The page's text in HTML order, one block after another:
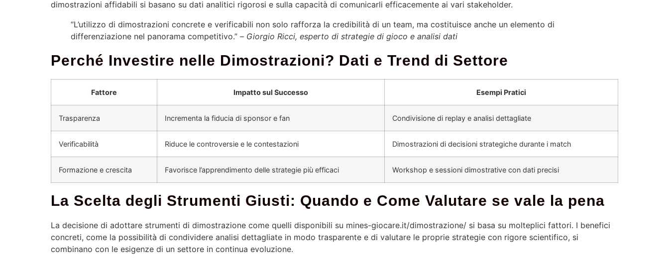
dimostrazioni affidabili si basano su dati analitici rigorosi e sulla capacità di comunicarli efficacemente ai vari stakeholder.
“L’utilizzo di dimostrazioni concrete e verificabili non solo rafforza la credibilità di un team, ma costituisce anche un elemento di
differenziazione nel panorama competitivo.” – Giorgio Ricci, esperto di strategie di gioco e analisi dati
Perché Investire nelle Dimostrazioni? Dati e Trend di Settore
Fattore Impatto sul Successo Esempi Pratici
Trasparenza Incrementa la fiducia di sponsor e fan Condivisione di replay e analisi dettagliate
Verificabilità Riduce le controversie e le contestazioni Dimostrazioni di decisioni strategiche durante i match
Formazione e crescita Favorisce l’apprendimento delle strategie più efficaci Workshop e sessioni dimostrative con dati precisi
La Scelta degli Strumenti Giusti: Quando e Come Valutare se vale la pena
La decisione di adottare strumenti di dimostrazione come quelli disponibili su mines-giocare.it/dimostrazione/ si basa su molteplici fattori. I benefici
concreti, come la possibilità di condividere analisi dettagliate in modo trasparente e di valutare le proprie strategie con rigore scientifico, si
combinano con le esigenze di un settore in continua evoluzione.